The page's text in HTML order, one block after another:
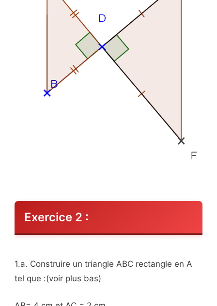
Exercice 2 :
1.a. Construire un triangle ABC rectangle en A
tel que :(voir plus bas)